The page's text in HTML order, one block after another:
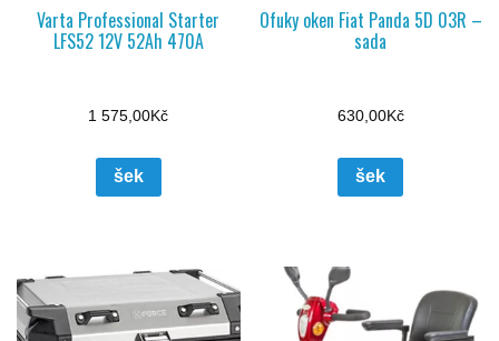
Varta Professional Starter
LFS52 12V 52Ah 470A
1 575,00Kč
šek
Ofuky oken Fiat Panda 5D 03R –
sada
630,00Kč
šek